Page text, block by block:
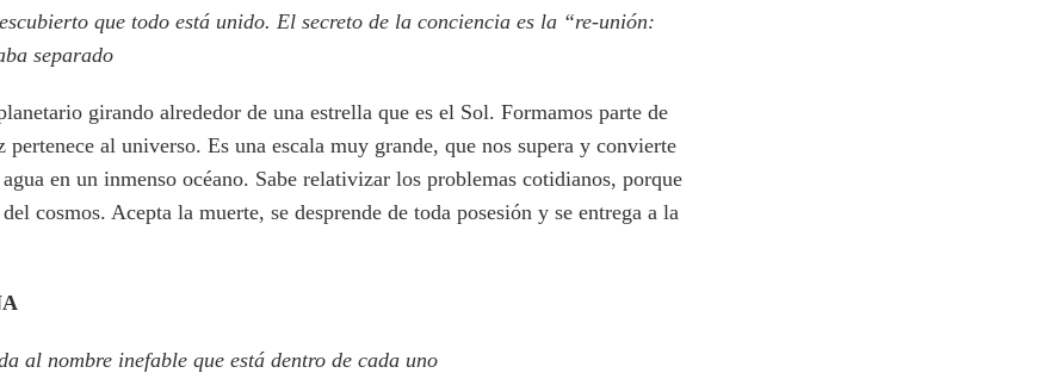
que todo está unido. El secreto de la conciencia es la “re-unión:
separado
girando alrededor de una estrella que es el Sol. Formamos parte de
pertenece al universo. Es una escala muy grande, que nos supera y convierte
en un inmenso océano. Sabe relativizar los problemas cotidianos, porque
cosmos. Acepta la muerte, se desprende de toda posesión y se entrega a la
al nombre inefable que está dentro de cada uno